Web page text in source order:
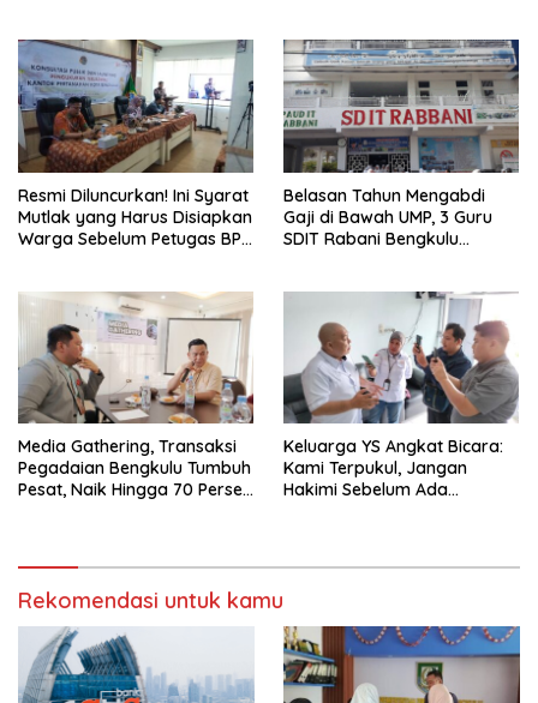
Resmi Diluncurkan! Ini Syarat
Mutlak yang Harus Disiapkan
Warga Sebelum Petugas BPN
Belasan Tahun Mengabdi
Gaji di Bawah UMP, 3 Guru
SDIT Rabani Bengkulu
Media Gathering, Transaksi
Pegadaian Bengkulu Tumbuh
Pesat, Naik Hingga 70 Persen
Keluarga YS Angkat Bicara:
Kami Terpukul, Jangan
Hakimi Sebelum Ada
Rekomendasi untuk kamu